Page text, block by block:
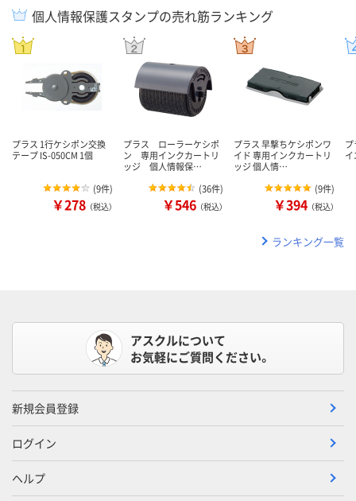
個人情報保護スタンプの売れ筋ランキング
プラス 1行ケシポン交換
テープ IS-050CM 1個
(9件)
￥278 （税込）
プラス ローラーケシポ
ン 専用インクカートリ
ッジ 個人情報保…
(36件)
￥546 （税込）
プラス 早撃ちケシポンワ
イド 専用インクカートリ
ッジ 個人情…
(9件)
￥394 （税込）
ランキング一覧
アスクルについて
お気軽にご質問ください。
新規会員登録
ログイン
ヘルプ